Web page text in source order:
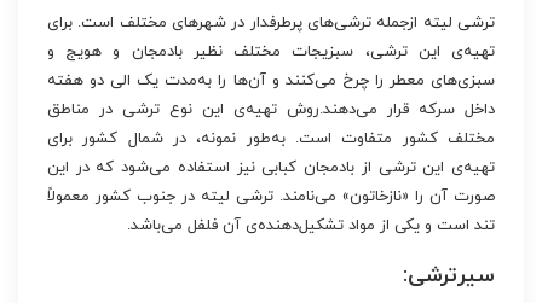
ترشی لیته ازجمله ترشی‏‌های پرطرف‏دار در شهرهای مختلف است. برای
تهیه‏‌ی این ترشی، سبزیجات مختلف نظیر بادمجان و هویج و
سبزی‏‌های معطر را چرخ می‏‌کنند و آن‏‌ها را به‌‏مدت یک الی دو هفته
داخل سرکه قرار می‌‏دهند.روش تهیه‏‌ی این نوع ترشی در مناطق
مختلف کشور متفاوت است. به‌طور نمونه، در شمال کشور برای
تهیه‏‌ی این ترشی از بادمجان کبابی نیز استفاده می‏‌شود که در این
صورت آن را «نازخاتون» می‌نامند. ترشی‏ لیته در جنوب کشور معمولاً
تند است و یکی از مواد تشکیل‏‌دهنده‌‏ی آن‏ فلفل می‌‏باشد.
سیرترشی: